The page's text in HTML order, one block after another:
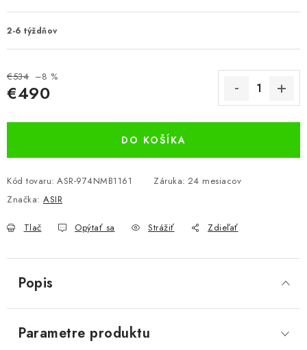
2-6 týždňov
€534 –8 %
€490
DO KOŠÍKA
Kód tovaru: ASR-974NMB1161 Záruka: 24 mesiacov
Značka: ASIR
Tlač Opýtať sa Strážiť Zdieľať
Popis
Parametre produktu